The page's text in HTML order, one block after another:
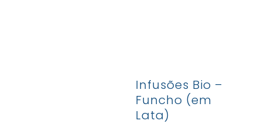
Infusões Bio –
Funcho (em
Lata)